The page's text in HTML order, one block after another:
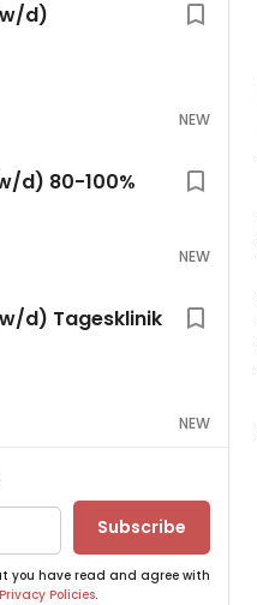
d)
NEW
d) 80-100%
NEW
d) Tagesklinik
NEW
Subscribe
you have read and agree with
Privacy Policies.